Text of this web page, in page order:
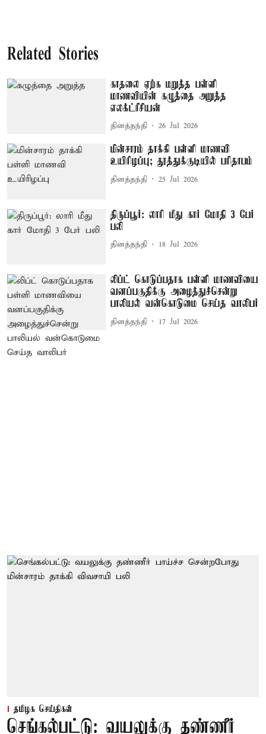
Related Stories
காதலை ஏற்க மறுத்த பள்ளி
மாணவியின் கழுத்தை அறுத்த
எலக்ட்ரீசியன்
தினத்தந்தி 26 Jul 2026
மின்சாரம் தாக்கி பள்ளி மாணவி
உயிரிழப்பு; தூத்துக்குடியில் பரிதாபம்
தினத்தந்தி 25 Jul 2026
திருப்பூர்: லாரி மீது கார் மோதி 3 பேர்
பலி
தினத்தந்தி 18 Jul 2026
லிப்ட் கொடுப்பதாக பள்ளி மாணவியை
வனப்பகுதிக்கு அழைத்துச்சென்று
பாலியல் வன்கொடுமை செய்த வாலிபர்
தினத்தந்தி 17 Jul 2026
தமிழக செய்திகள்
செங்கல்பட்டு: வயலுக்கு தண்ணீர்